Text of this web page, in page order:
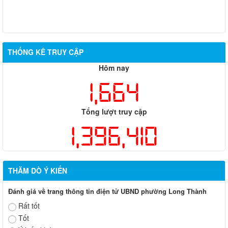
THỐNG KÊ TRUY CẬP
Hôm nay
1,664
Tổng lượt truy cập
1,396,410
THĂM DÒ Ý KIẾN
Đánh giá về trang thông tin điện tử UBND phường Long Thành
Rất tốt
Tốt